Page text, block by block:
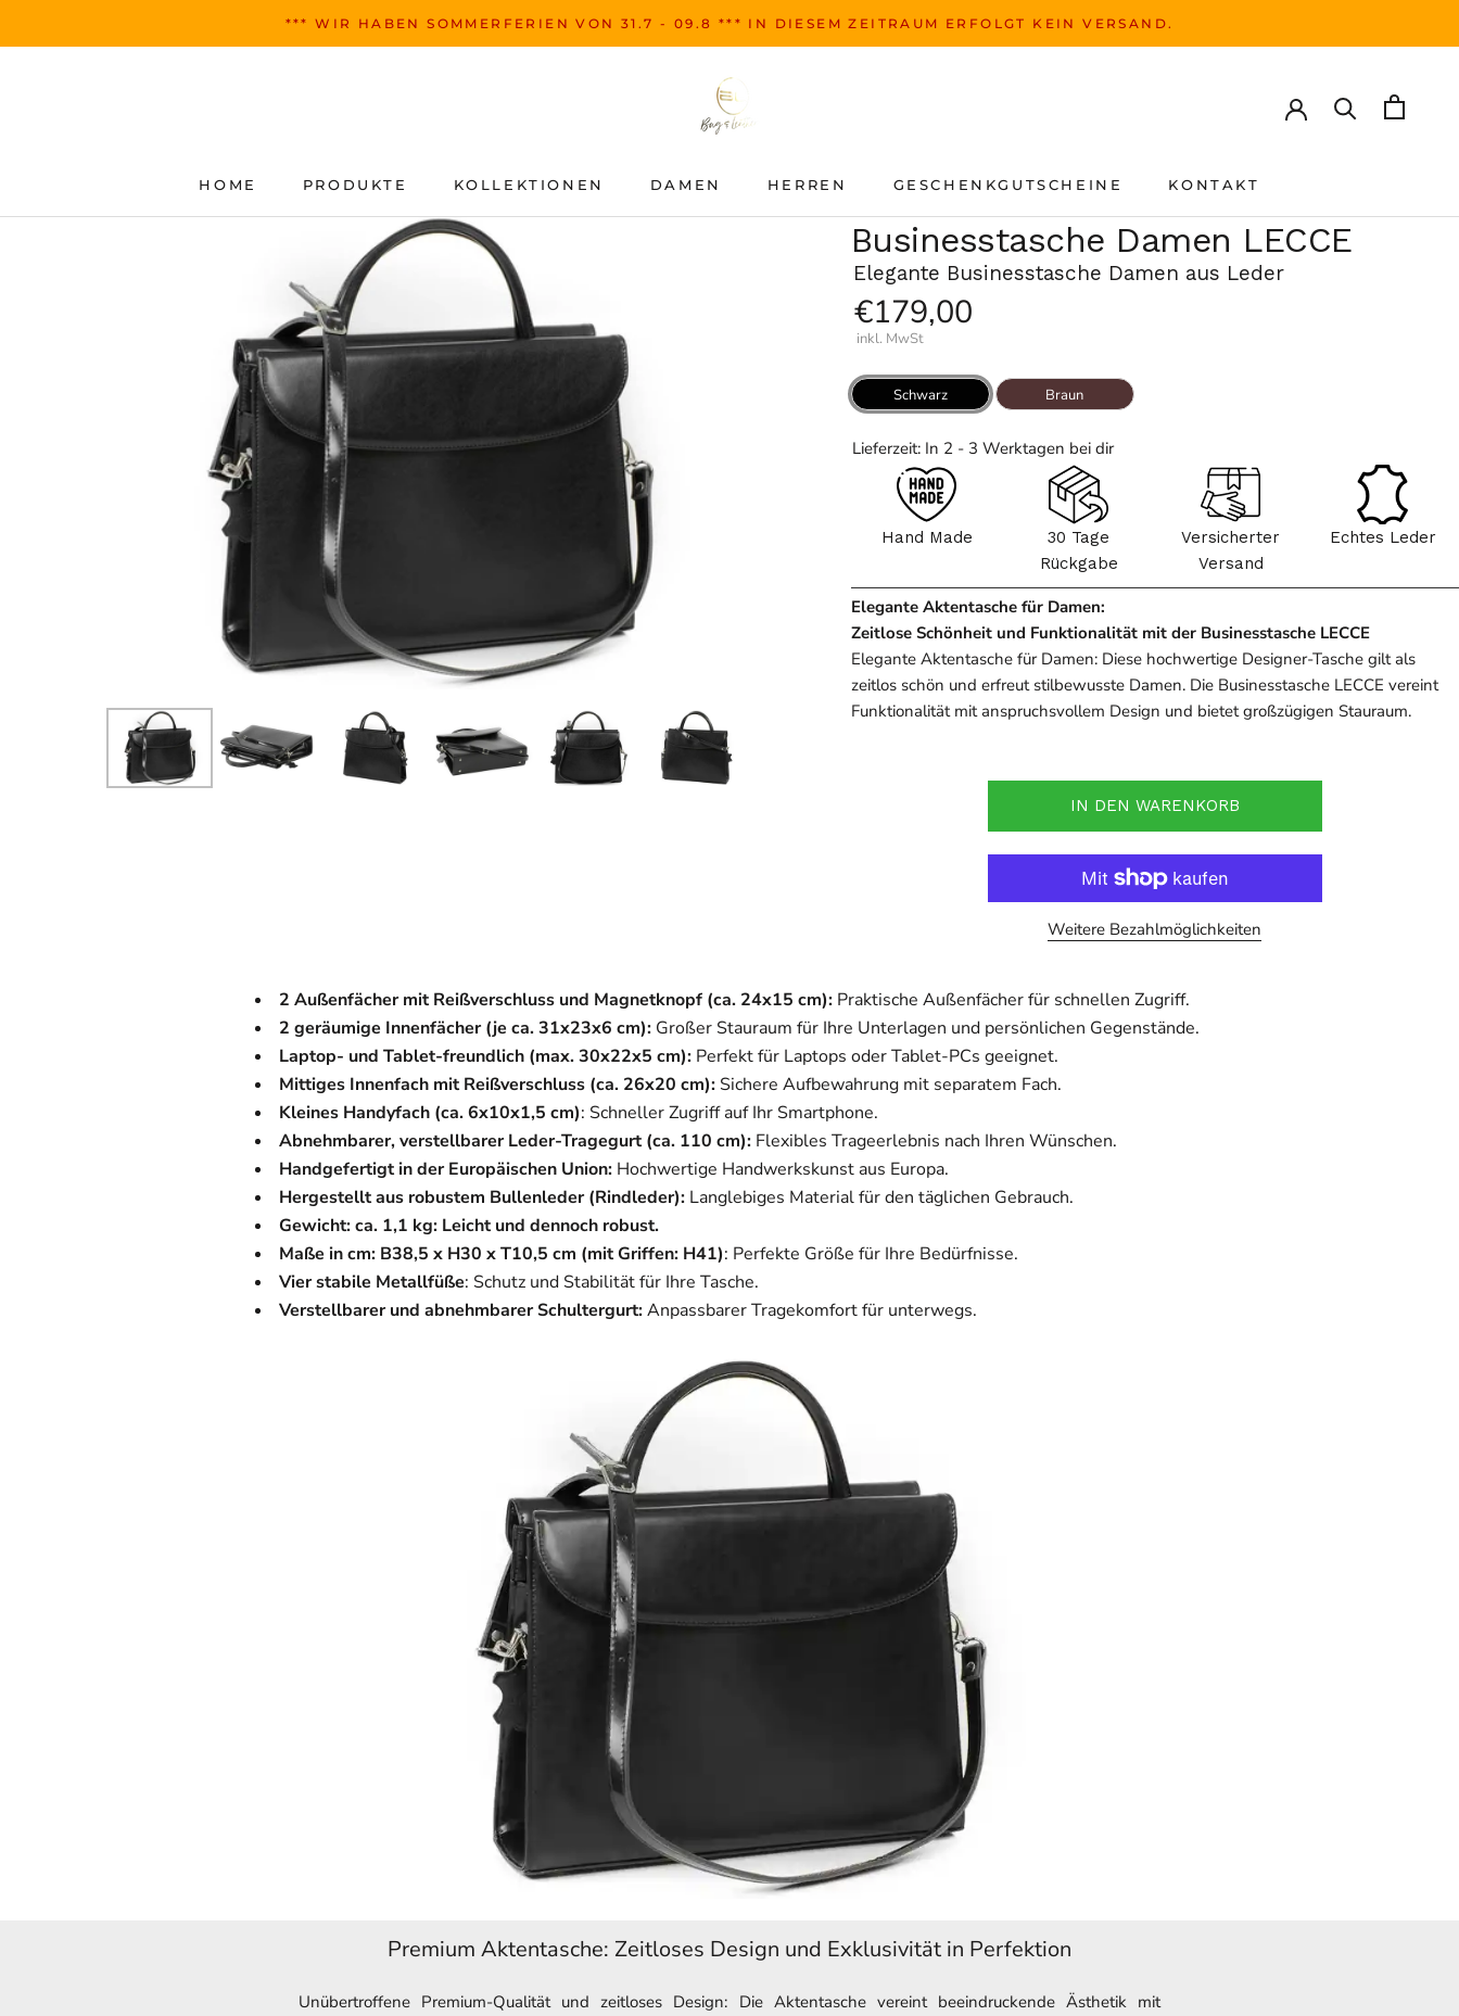
*** WIR HABEN SOMMERFERIEN VON 31.7 - 09.8 *** IN DIESEM ZEITRAUM ERFOLGT KEIN VERSAND.
HOME
PRODUKTE
KOLLEKTIONEN
DAMEN
HERREN
GESCHENKGUTSCHEINE
KONTAKT
Businesstasche Damen LECCE
Elegante Businesstasche Damen aus Leder
€179,00
inkl. MwSt
Schwarz Braun
Lieferzeit: In 2 - 3 Werktagen bei dir
Hand Made
30 Tage
Rückgabe
Versicherter
Versand
Echtes Leder
Elegante Aktentasche für Damen:
Zeitlose Schönheit und Funktionalität mit der Businesstasche LECCE
Elegante Aktentasche für Damen: Diese hochwertige Designer-Tasche gilt als
zeitlos schön und erfreut stilbewusste Damen. Die Businesstasche LECCE vereint
Funktionalität mit anspruchsvollem Design und bietet großzügigen Stauraum.
IN DEN WARENKORB
Weitere Bezahlmöglichkeiten
2 Außenfächer mit Reißverschluss und Magnetknopf (ca. 24x15 cm): Praktische Außenfächer für schnellen Zugriff.
2 geräumige Innenfächer (je ca. 31x23x6 cm): Großer Stauraum für Ihre Unterlagen und persönlichen Gegenstände.
Laptop- und Tablet-freundlich (max. 30x22x5 cm): Perfekt für Laptops oder Tablet-PCs geeignet.
Mittiges Innenfach mit Reißverschluss (ca. 26x20 cm): Sichere Aufbewahrung mit separatem Fach.
Kleines Handyfach (ca. 6x10x1,5 cm): Schneller Zugriff auf Ihr Smartphone.
Abnehmbarer, verstellbarer Leder-Tragegurt (ca. 110 cm): Flexibles Trageerlebnis nach Ihren Wünschen.
Handgefertigt in der Europäischen Union: Hochwertige Handwerkskunst aus Europa.
Hergestellt aus robustem Bullenleder (Rindleder): Langlebiges Material für den täglichen Gebrauch.
Gewicht: ca. 1,1 kg: Leicht und dennoch robust.
Maße in cm: B38,5 x H30 x T10,5 cm (mit Griffen: H41): Perfekte Größe für Ihre Bedürfnisse.
Vier stabile Metallfüße: Schutz und Stabilität für Ihre Tasche.
Verstellbarer und abnehmbarer Schultergurt:Anpassbarer Tragekomfort für unterwegs.
Premium Aktentasche: Zeitloses Design und Exklusivität in Perfektion
Unübertroffene Premium-Qualität und zeitloses Design: Die Aktentasche vereint beeindruckende Ästhetik mit